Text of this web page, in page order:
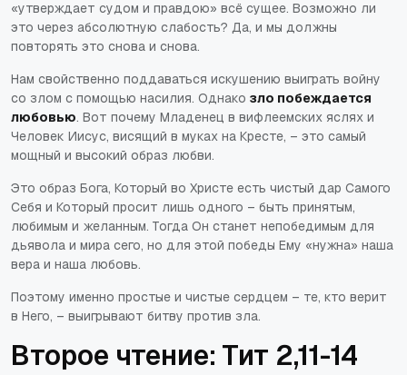
«утверждает судом и правдою» всё сущее. Возможно ли
это через абсолютную слабость? Да, и мы должны
повторять это снова и снова.
Нам свойственно поддаваться искушению выиграть войну
со злом с помощью насилия. Однако зло побеждается
любовью. Вот почему Младенец в вифлеемских яслях и
Человек Иисус, висящий в муках на Кресте, – это самый
мощный и высокий образ любви.
Это образ Бога, Который во Христе есть чистый дар Самого
Себя и Который просит лишь одного – быть принятым,
любимым и желанным. Тогда Он станет непобедимым для
дьявола и мира сего, но для этой победы Ему «нужна» наша
вера и наша любовь.
Поэтому именно простые и чистые сердцем – те, кто верит
в Него, – выигрывают битву против зла.
Второе чтение: Тит 2,11-14